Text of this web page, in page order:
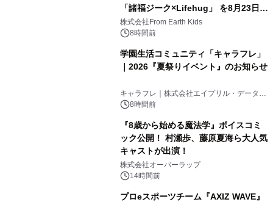
「諸福ジーク×Lifehug」 を8月23日
(日)開催
株式会社From Earth Kids
8時間前
学園生活コミュニティ「キャラフレ」
｜2026『夏祭りイベント』のお知らせ
キャラフレ｜株式会社エイプリル・データ・
デザインズ
8時間前
『8歳から始める魔法学』ボイスコミ
ック公開！ 村瀬歩、藤原夏海ら大人気
キャストが出演！
株式会社オーバーラップ
14時間前
プロeスポーツチーム『AXIZ WAVE』